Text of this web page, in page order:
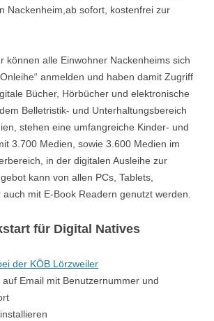
Nackenheim,ab sofort, kostenfrei zur
können alle Einwohner Nackenheims sich
anmelden und haben damit Zugriff
Bücher, Hörbücher und elektronische
Belletristik- und Unterhaltungsbereich
stehen eine umfangreiche Kinder- und
3.700 Medien, sowie 3.600 Medien im
in der digitalen Ausleihe zur
kann von allen PCs, Tablets,
mit E-Book Readern genutzt werden.
für Digital Natives
der KÖB Lörzweiler
auf Email mit Benutzernummer und